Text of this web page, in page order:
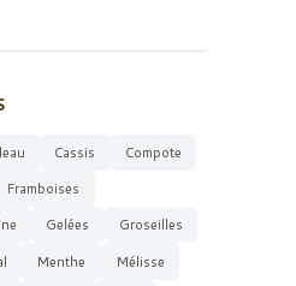
Cassis
Compote
Framboises
Gelées
Groseilles
Menthe
Mélisse